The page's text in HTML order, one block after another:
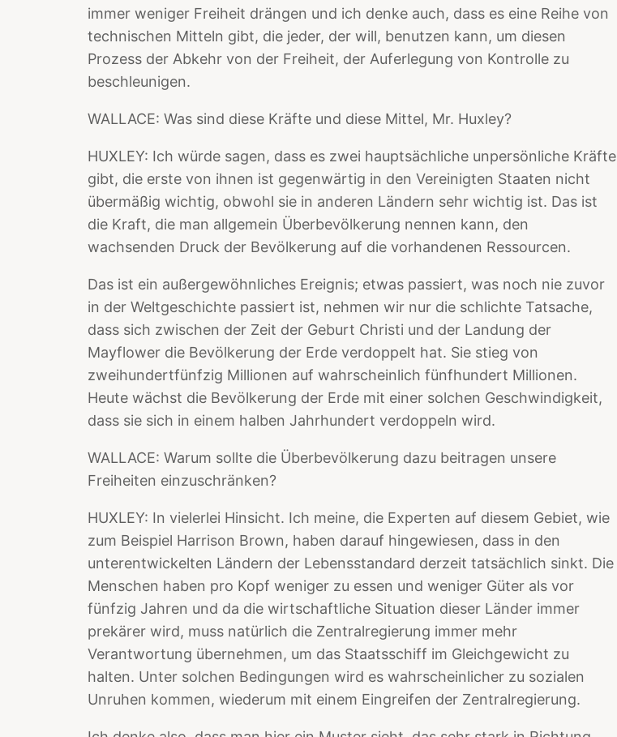
immer weniger Freiheit drängen und ich denke auch, dass es eine Reihe von
technischen Mitteln gibt, die jeder, der will, benutzen kann, um diesen
Prozess der Abkehr von der Freiheit, der Auferlegung von Kontrolle zu
beschleunigen.
WALLACE: Was sind diese Kräfte und diese Mittel, Mr. Huxley?
HUXLEY: Ich würde sagen, dass es zwei hauptsächliche unpersönliche Kräfte
gibt, die erste von ihnen ist gegenwärtig in den Vereinigten Staaten nicht
übermäßig wichtig, obwohl sie in anderen Ländern sehr wichtig ist. Das ist
die Kraft, die man allgemein Überbevölkerung nennen kann, den
wachsenden Druck der Bevölkerung auf die vorhandenen Ressourcen.
Das ist ein außergewöhnliches Ereignis; etwas passiert, was noch nie zuvor
in der Weltgeschichte passiert ist, nehmen wir nur die schlichte Tatsache,
dass sich zwischen der Zeit der Geburt Christi und der Landung der
Mayflower die Bevölkerung der Erde verdoppelt hat. Sie stieg von
zweihundertfünfzig Millionen auf wahrscheinlich fünfhundert Millionen.
Heute wächst die Bevölkerung der Erde mit einer solchen Geschwindigkeit,
dass sie sich in einem halben Jahrhundert verdoppeln wird.
WALLACE: Warum sollte die Überbevölkerung dazu beitragen unsere
Freiheiten einzuschränken?
HUXLEY: In vielerlei Hinsicht. Ich meine, die Experten auf diesem Gebiet, wie
zum Beispiel Harrison Brown, haben darauf hingewiesen, dass in den
unterentwickelten Ländern der Lebensstandard derzeit tatsächlich sinkt. Die
Menschen haben pro Kopf weniger zu essen und weniger Güter als vor
fünfzig Jahren und da die wirtschaftliche Situation dieser Länder immer
prekärer wird, muss natürlich die Zentralregierung immer mehr
Verantwortung übernehmen, um das Staatsschiff im Gleichgewicht zu
halten. Unter solchen Bedingungen wird es wahrscheinlicher zu sozialen
Unruhen kommen, wiederum mit einem Eingreifen der Zentralregierung.